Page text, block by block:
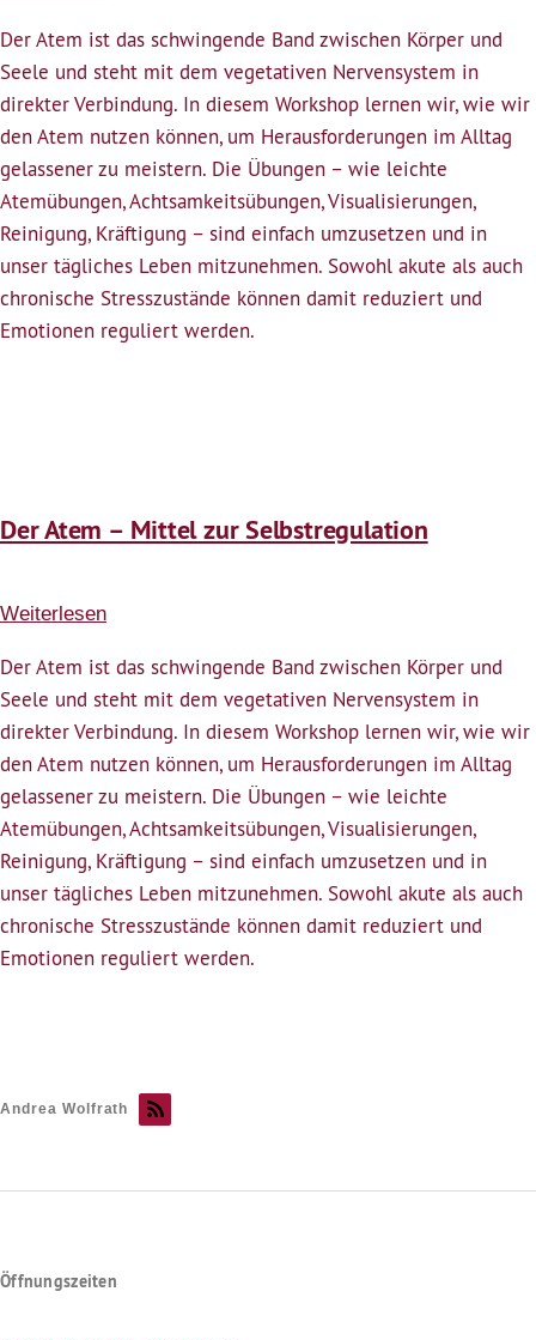
Atem
–
Mittel
zur
Selbstregulation
(entfällt
leider)
Der Atem ist das schwingende Band zwischen Körper und
Seele und steht mit dem vegetativen Nervensystem in
direkter Verbindung. In diesem Workshop lernen wir, wie wir
den Atem nutzen können, um Herausforderungen im Alltag
gelassener zu meistern. Die Übungen – wie leichte
Atemübungen, Achtsamkeitsübungen, Visualisierungen,
Reinigung, Kräftigung – sind einfach umzusetzen und in
unser tägliches Leben mitzunehmen. Sowohl akute als auch
chronische Stresszustände können damit reduziert und
Emotionen reguliert werden.
Der Atem – Mittel zur Selbstregulation
Weiterlesen
Atem
–
Mittel
zur
Selbstregulation
Der Atem ist das schwingende Band zwischen Körper und
Seele und steht mit dem vegetativen Nervensystem in
direkter Verbindung. In diesem Workshop lernen wir, wie wir
den Atem nutzen können, um Herausforderungen im Alltag
gelassener zu meistern. Die Übungen – wie leichte
Atemübungen, Achtsamkeitsübungen, Visualisierungen,
Reinigung, Kräftigung – sind einfach umzusetzen und in
unser tägliches Leben mitzunehmen. Sowohl akute als auch
chronische Stresszustände können damit reduziert und
Emotionen reguliert werden.
Andrea Wolfrath
Öffnungszeiten